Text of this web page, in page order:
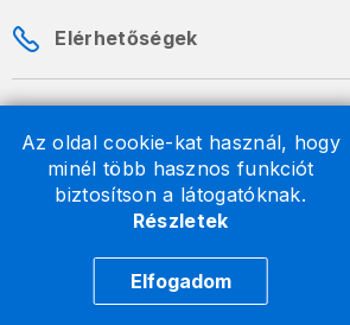
Az oldal cookie-kat használ, hogy
minél több hasznos funkciót
biztosítson a látogatóknak.
Részletek
Elfogadom
Elérhetőségek
A honlapon szereplő információk
formában szabadon terjeszthetők.
2026 © A Nemzeti Adó- és Vámhivatal
jogvédelem alatt állnak.